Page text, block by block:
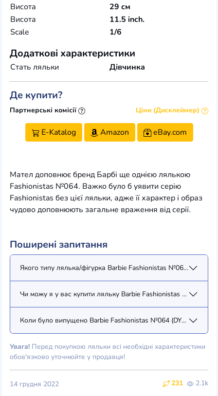
Висота
29 см
Висота
11.5 inch.
Scale
1/6
Додаткові характеристики
Стать ляльки Дівчинка
Де купити?
Партнерські комісії Ціни (Дисклеймер)
E-Katalog Amazon eBay.com
Мател доповнює бренд Барбі ще однією лялькою
Fashionistas №064. Важко було б уявити серію
Fashionistas без цієї ляльки, адже її характер і образ
чудово доповнюють загальне враження від серії.
Поширені запитання
Якого типу лялька/фігурка Barbie Fashionistas №064 (DYY94)?
Чи можу я у вас купити ляльку Barbie Fashionistas №064
Коли було випущено Barbie Fashionistas №064 (DYY94)?
Увага! Перед покупкою ляльки всі необхідні характеристики
обов'язково уточнюйте у продавця!
231 2.1k
14 грудня 2022